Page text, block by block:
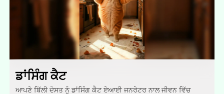
ਡਾਂਸਿੰਗ ਕੈਟ
ਆਪਣੇ ਬਿੱਲੀ ਦੋਸਤ ਨੂੰ ਡਾਂਸਿੰਗ ਕੈਟ ਏਆਈ ਜਨਰੇਟਰ ਨਾਲ ਜੀਵਨ ਵਿੱਚ